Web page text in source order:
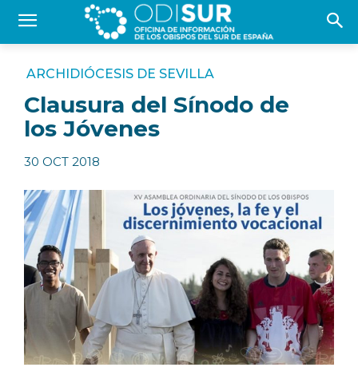
ARCHIDIÓCESIS DE SEVILLA
Clausura del Sínodo de
los Jóvenes
30 OCT 2018